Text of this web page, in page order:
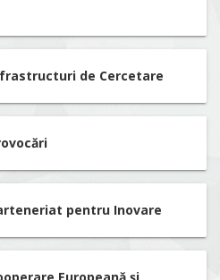
de Cercetare
pentru Inovare